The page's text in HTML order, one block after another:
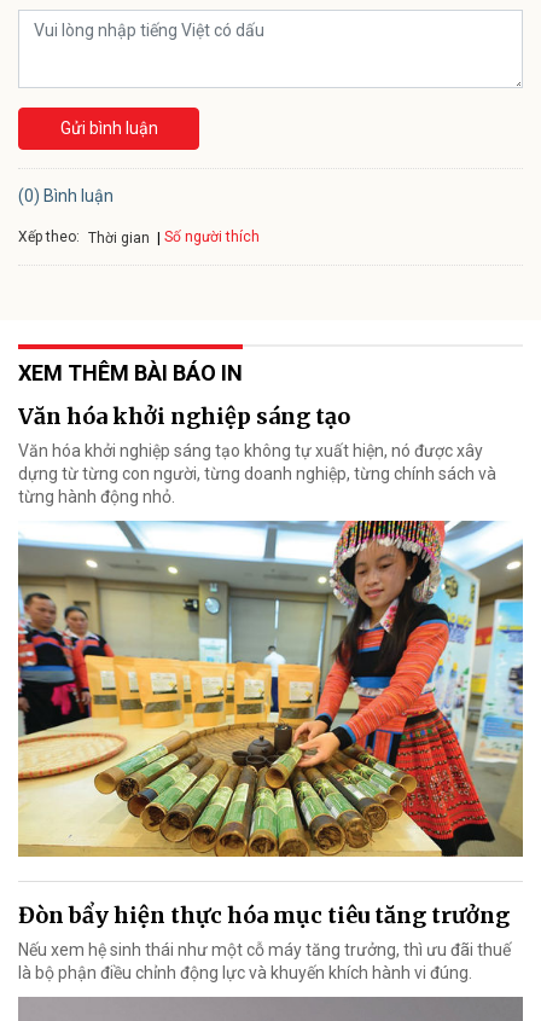
Gửi bình luận
(0) Bình luận
Xếp theo: Thời gian Số người thích
XEM THÊM BÀI BÁO IN
Văn hóa khởi nghiệp sáng tạo
Văn hóa khởi nghiệp sáng tạo không tự xuất hiện, nó được xây
dựng từ từng con người, từng doanh nghiệp, từng chính sách và
từng hành động nhỏ.
Đòn bẩy hiện thực hóa mục tiêu tăng trưởng
Nếu xem hệ sinh thái như một cỗ máy tăng trưởng, thì ưu đãi thuế
là bộ phận điều chỉnh động lực và khuyến khích hành vi đúng.